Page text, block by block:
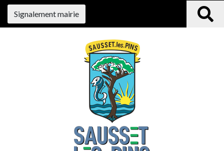
Signalement mairie